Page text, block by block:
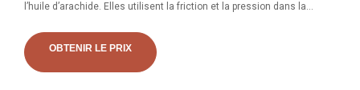
l’huile d’arachide. Elles utilisent la friction et la pression dans la
les restes de la production d'huile d'arachide sont connus sous le
nom de tourteaux d'arachide.
OBTENIR LE PRIX